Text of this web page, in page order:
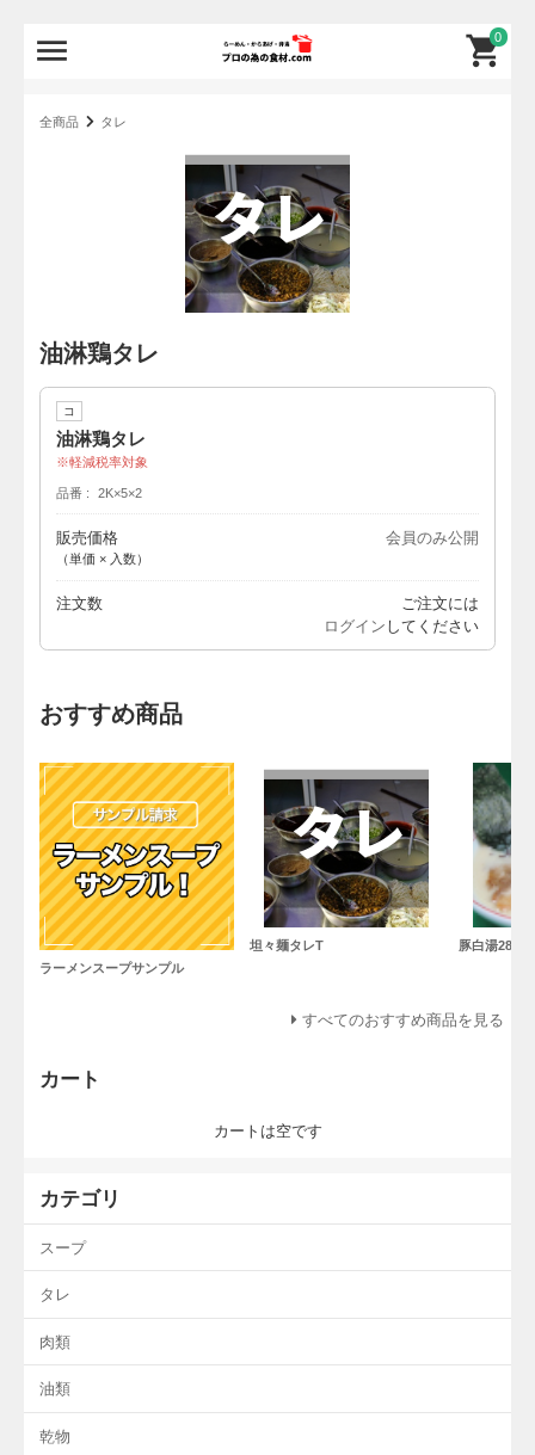
0
全商品 タレ
油淋鶏タレ
コ
油淋鶏タレ
軽減税率対象
品番 2K×5×2
販売価格
（単価 × 入数）
会員のみ公開
注文数
ご注文には
ログイン してください
おすすめ商品
ラーメンスープサンプル
坦々麺タレT 豚白湯28C
すべてのおすすめ商品を見る
カート
カートは空です
カテゴリ
スープ
タレ
肉類
油類
乾物